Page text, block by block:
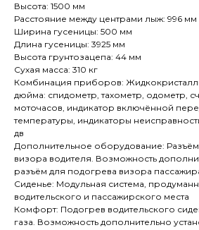
Высота: 1500 мм
Расстояние между центрами лыж: 996 мм
Ширина гусеницы: 500 мм
Длина гусеницы: 3925 мм
Высота грунтозацепа: 44 мм
Сухая масса: 310 кг
Комбинация приборов:
дюйма: спидометр, тахометр, одометр,
моточасов, индикатор включённой
температуры, индикаторы
дв
Дополнительное оборудование:
визора водителя. Возможность
разъём для подогрева визора
Сиденье: Модульная система,
водительского и пассажирского места
Комфорт: Подогрев водительского
газа. Возможность дополнительно